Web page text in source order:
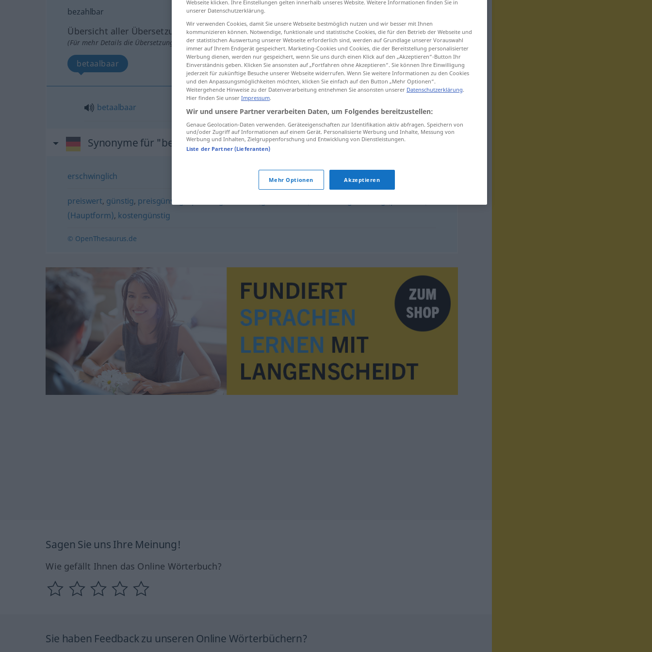
bezahlbar
Übersicht aller Übersetzungen
(Für mehr Details die Übersetzung anklicken/antippen)
betaalbaar
betaalbaar bezahlbar
Synonyme für "bezahlbar"
erschwinglich
preiswert, günstig, preisgünstig
(Hauptform), kostengünstig
© OpenThesaurus.de
Sagen Sie uns Ihre Meinung!
Wie gefällt Ihnen das Online Wörterbuch?
Sie haben Feedback zu unseren Online Wörterbüchern?
Webseite klicken. Ihre Einstellungen gelten innerhalb unseres Website. Weitere Informationen finden Sie in
unserer Datenschutzerklärung.
Wir verwenden Cookies, damit Sie unsere Webseite bestmöglich nutzen und wir besser mit Ihnen
kommunizieren können. Notwendige, funktionale und statistische Cookies, die für den Betrieb der Webseite und
der statistischen Auswertung unserer Webseite erforderlich sind, werden auf Grundlage unserer Vorauswahl
immer auf Ihrem Endgerät gespeichert. Marketing-Cookies und Cookies, die der Bereitstellung personalisierter
Werbung dienen, werden nur gespeichert, wenn Sie uns durch einen Klick auf den „Akzeptieren“-Button Ihr
Einverständnis geben. Klicken Sie ansonsten auf „Fortfahren ohne Akzeptieren“. Sie können Ihre Einwilligung
jederzeit für zukünftige Besuche unserer Webseite widerrufen. Wenn Sie weitere Informationen zu den Cookies
und den Anpassungsmöglichkeiten möchten, klicken Sie einfach auf den Button „Mehr Optionen“.
Weitergehende Hinweise zu der Datenverarbeitung entnehmen Sie ansonsten unserer Datenschutzerklärung.
Hier finden Sie unser Impressum.
Wir und unsere Partner verarbeiten Daten, um Folgendes bereitzustellen:
Genaue Geolocation-Daten verwenden. Geräteeigenschaften zur Identifikation aktiv abfragen. Speichern von
und/oder Zugriff auf Informationen auf einem Gerät. Personalisierte Werbung und Inhalte, Messung von
Werbung und Inhalten, Zielgruppenforschung und Entwicklung von Dienstleistungen.
Liste der Partner (Lieferanten)
Mehr Optionen Akzeptieren